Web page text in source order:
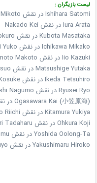
لیست بازیگران :
Ishihara Satomi در نقش Misumi Mikoto
Iura Arata در نقش Nakado Kei
Kubota Masataka در نقش Kube Rokuro
Ichikawa Mikako در نقش Shoji Yuko
Iio Kazuki در نقش Sakamoto Makoto
Matsushige Yutaka در نقش Kamikura Yasuo
Ikeda Tetsuhiro در نقش Suetsugu Kosuke
Ryusei Ryo در نقش Kibayashi Nagumo
Ogasawara Kai (小笠原海) در نقش Misumi Akihiko
Kitamura Yukiya در نقش Shishido Riichi
Ohkura Koji در نقش Mouri Tadaharu
Yoshida Oolong-Ta در نقش Mukoujima Susumu
Yakushimaru Hiroko در نقش Misumi Natsuyo